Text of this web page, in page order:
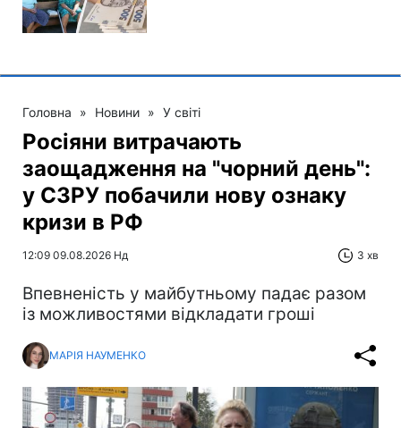
Головна » Новини » У світі
Росіяни витрачають
заощадження на "чорний день":
у СЗРУ побачили нову ознаку
кризи в РФ
12:09 09.08.2026 Нд 3 хв
Впевненість у майбутньому падає разом
із можливостями відкладати гроші
МАРІЯ НАУМЕНКО